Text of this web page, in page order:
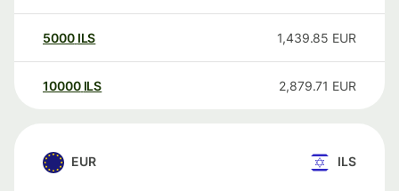
5000 ILS 1,439.85 EUR
10000 ILS 2,879.71 EUR
EUR ILS